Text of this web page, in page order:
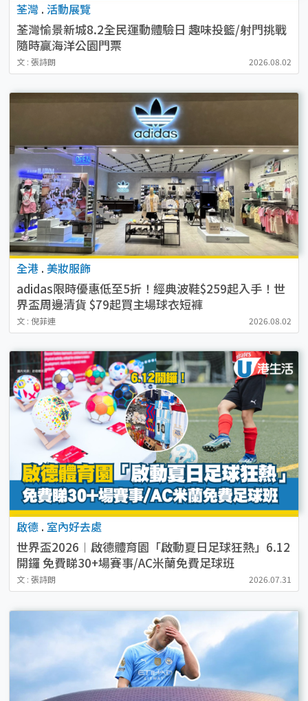
荃灣 . 活動展覽
荃灣愉景新城8.2全民運動體驗日 趣味投籃/射門挑戰
隨時贏海洋公園門票
文 : 張詩朗 2026.08.02
全港 . 美妝服飾
adidas限時優惠低至5折！經典波鞋$259起入手！世
界盃周邊清貨 $79起買主場球衣短褲
文 : 倪菲連 2026.08.02
啟德 . 室內好去處
世界盃2026︱啟德體育園「啟動夏日足球狂熱」6.12
開鑼 免費睇30+場賽事/AC米蘭免費足球班
文 : 張詩朗 2026.07.31